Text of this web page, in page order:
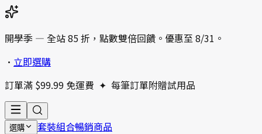
開學季 — 全站 85 折，點數雙倍回饋。優惠至 8/31。
• 立即選購
訂單滿 $99.99 免運費 ✦ 每筆訂單附贈試用品
選購 套裝組合暢銷商品